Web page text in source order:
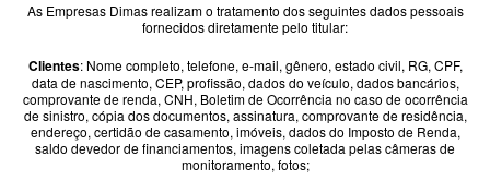
As Empresas Dimas realizam o tratamento dos seguintes dados pessoais
fornecidos diretamente pelo titular:
Clientes: Nome completo, telefone, e-mail, gênero, estado civil, RG, CPF,
data de nascimento, CEP, profissão, dados do veículo, dados bancários,
comprovante de renda, CNH, Boletim de Ocorrência no caso de ocorrência
de sinistro, cópia dos documentos, assinatura, comprovante de residência,
endereço, certidão de casamento, imóveis, dados do Imposto de Renda,
saldo devedor de financiamentos, imagens coletada pelas câmeras de
monitoramento, fotos;